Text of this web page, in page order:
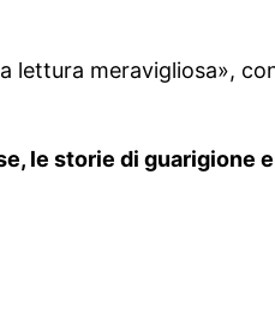
lettura meravigliosa»,
le storie di guarigione